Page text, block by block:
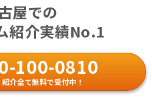
屋での
紹介実績No.1
100-0810
介全て無料で受付中！